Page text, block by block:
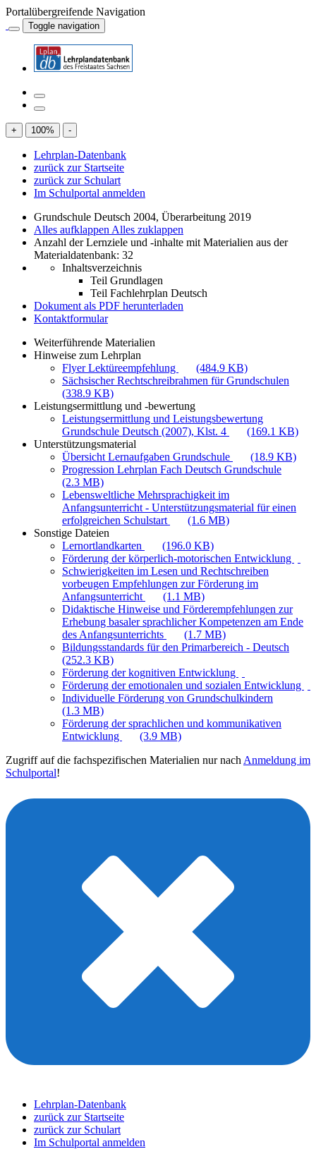
Portalübergreifende Navigation
Toggle navigation
+ 100% -
Lehrplan-Datenbank
zurück zur Startseite
zurück zur Schulart
Im Schulportal anmelden
Grundschule Deutsch 2004, Überarbeitung 2019
Alles aufklappen Alles zuklappen
Anzahl der Lernziele und -inhalte mit Materialien aus der
Materialdatenbank: 32
Inhaltsverzeichnis
Teil Grundlagen
Teil Fachlehrplan Deutsch
Dokument als PDF herunterladen
Kontaktformular
Weiterführende Materialien
Hinweise zum Lehrplan
Flyer Lektüreempfehlung
(484.9 KB)
Sächsischer Rechtschreibrahmen für Grundschulen
(338.9 KB)
Leistungsermittlung und -bewertung
Leistungsermittlung und Leistungsbewertung
Grundschule Deutsch (2007), Klst. 4
(169.1 KB)
Unterstützungsmaterial
Übersicht Lernaufgaben Grundschule
(18.9 KB)
Progression Lehrplan Fach Deutsch Grundschule
(2.3 MB)
Lebensweltliche Mehrsprachigkeit im
Anfangsunterricht - Unterstützungsmaterial für einen
erfolgreichen Schulstart
(1.6 MB)
Sonstige Dateien
Lernortlandkarten
(196.0 KB)
Förderung der körperlich-motorischen Entwicklung
Schwierigkeiten im Lesen und Rechtschreiben
vorbeugen Empfehlungen zur Förderung im
Anfangsunterricht
(1.1 MB)
Didaktische Hinweise und Förderempfehlungen zur
Erhebung basaler sprachlicher Kompetenzen am Ende
des Anfangsunterrichts
(1.7 MB)
Bildungsstandards für den Primarbereich - Deutsch
(252.3 KB)
Förderung der kognitiven Entwicklung
Förderung der emotionalen und sozialen Entwicklung
Individuelle Förderung von Grundschulkindern
(1.3 MB)
Förderung der sprachlichen und kommunikativen
Entwicklung
(3.9 MB)
Zugriff auf die fachspezifischen Materialien nur nach Anmeldung im
Schulportal!
Lehrplan-Datenbank
zurück zur Startseite
zurück zur Schulart
Im Schulportal anmelden